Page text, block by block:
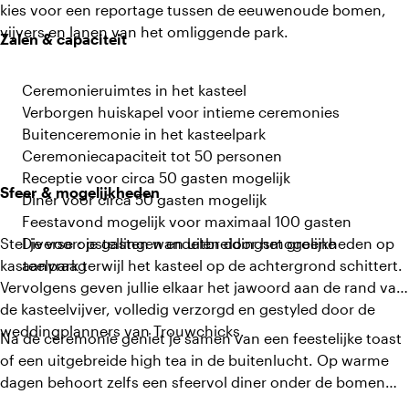
kies voor een reportage tussen de eeuwenoude bomen,
vijvers en lanen van het omliggende park.
Zalen & capaciteit
Ceremonieruimtes in het kasteel
Verborgen huiskapel voor intieme ceremonies
Buitenceremonie in het kasteelpark
Ceremoniecapaciteit tot 50 personen
Receptie voor circa 50 gasten mogelijk
Diner voor circa 50 gasten mogelijk
Feestavond mogelijk voor maximaal 100 gasten
Diverse opstellingen en uitbreidingsmogelijkheden op
aanvraag
Sfeer & mogelijkheden
Stel je voor: je gasten wandelen door het groene
kasteelpark terwijl het kasteel op de achtergrond schittert.
Vervolgens geven jullie elkaar het jawoord aan de rand van
de kasteelvijver, volledig verzorgd en gestyled door de
weddingplanners van Trouwchicks.
Na de ceremonie geniet je samen van een feestelijke toast
of een uitgebreide high tea in de buitenlucht. Op warme
dagen behoort zelfs een sfeervol diner onder de bomen